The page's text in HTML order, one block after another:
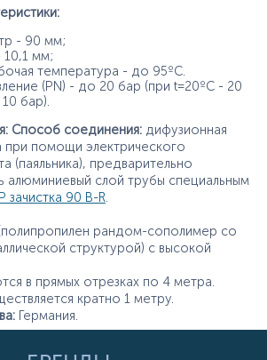
- 90 мм;
10,1 мм;
температура - до 95ºС.
(PN) - до 20 бар (при t=20ºC - 20
бар).
Способ соединения:дифузионная
при помощи электрического
(паяльника), предварительно
алюминиевый слой трубы специальным
зачистка 90 B-R.
рандом-сополимер со
структурой) с высокой
в прямых отрезках по 4 метра.
кратно 1 метру.
Германия.